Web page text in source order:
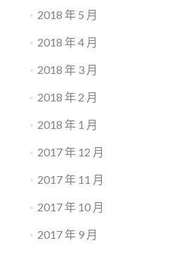
2018 年 5 月
2018 年 4 月
2018 年 3 月
2018 年 2 月
2018 年 1 月
2017 年 12 月
2017 年 11 月
2017 年 10 月
2017 年 9 月